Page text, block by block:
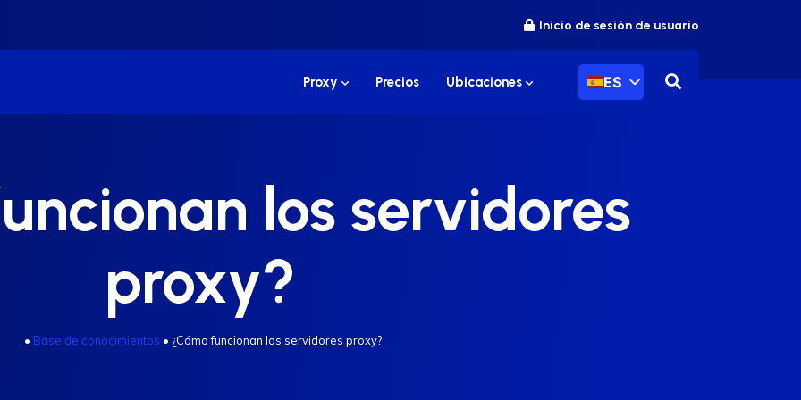
Inicio de sesión de usuario
Proxy Precios Ubicaciones ES
los servidores
proxy?
• Base de conocimientos • ¿Cómo funcionan los servidores proxy?